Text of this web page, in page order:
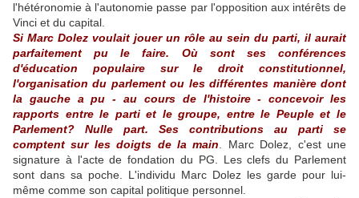
l'hétéronomie à l'autonomie passe par l'opposition aux intérêts de
Vinci et du capital.
Si Marc Dolez voulait jouer un rôle au sein du parti, il aurait
parfaitement pu le faire. Où sont ses conférences
d'éducation populaire sur le droit constitutionnel,
l'organisation du parlement ou les différentes manière dont
la gauche a pu - au cours de l'histoire - concevoir les
rapports entre le parti et le groupe, entre le Peuple et le
Parlement? Nulle part. Ses contributions au parti se
comptent sur les doigts de la main . Marc Dolez, c'est une
signature à l'acte de fondation du PG. Les clefs du Parlement
sont dans sa poche. L'individu Marc Dolez les garde pour lui-
même comme son capital politique personnel.